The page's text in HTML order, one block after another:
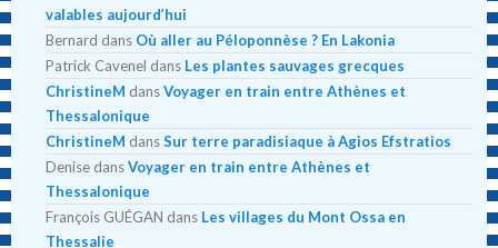
valables aujourd’hui
Bernard dans Où aller au Péloponnèse ? En Lakonia
Patrick Cavenel dans Les plantes sauvages grecques
ChristineM dansVoyager en train entre Athènes et
Thessalonique
ChristineM dansSur terre paradisiaque à Agios Efstratios
Denise dansVoyager en train entre Athènes et
Thessalonique
François GUÉGAN dans Les villages du Mont Ossa en
Thessalie